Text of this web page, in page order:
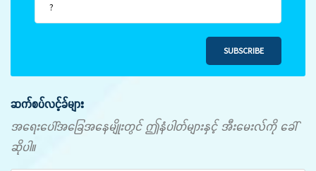
SUBSCRIBE
ဆက်စပ်လင့်ခ်များ
အရေးပေါ်အခြေအနေမျိုးတွင် ဤနံပါတ်များနှင့် အီးမေးလ်ကို ခေါ်
ဆိုပါ။